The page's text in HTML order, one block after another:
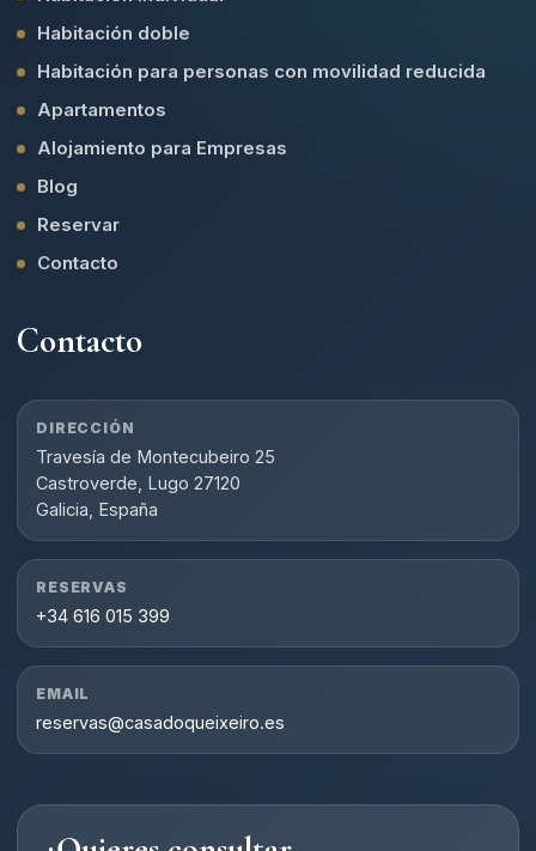
Habitación doble
Habitación para personas con movilidad reducida
Apartamentos
Alojamiento para Empresas
Blog
Reservar
Contacto
Contacto
DIRECCIÓN
Travesía de Montecubeiro 25
Castroverde, Lugo 27120
Galicia, España
RESERVAS
+34 616 015 399
EMAIL
reservas@casadoqueixeiro.es